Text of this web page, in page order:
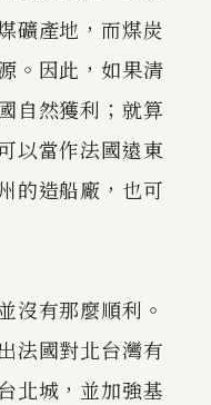
礦產地，而煤炭
。因此，如果清
自然獲利；就算
以當作法國遠東
的造船廠，也可
沒有那麼順利。
法國對北台灣有
北城，並加強基